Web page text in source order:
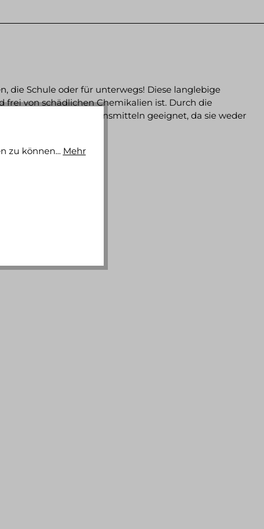
die Schule oder für unterwegs! Diese langlebige
von schädlichen Chemikalien ist. Durch die
von Lebensmitteln geeignet, da sie weder
zu können... Mehr